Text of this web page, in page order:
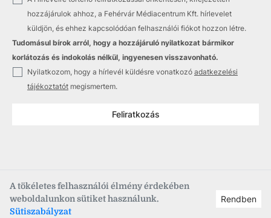
A tökéletes felhasználói élmény érdekében
weboldalunkon sütiket használunk.
Sütiszabályzat
Rendben
hozzájárulok ahhoz, a Fehérvár Médiacentrum Kft. hírlevelet
küldjön, és ehhez kapcsolódóan felhasználói fiókot hozzon létre.
Tudomásul bírok arról, hogy a hozzájáruló nyilatkozat bármikor
korlátozás és indokolás nélkül, ingyenesen visszavonható.
Nyilatkozom, hogy a hírlevél küldésre vonatkozó adatkezelési
tájékoztatót megismertem.
Feliratkozás
Copyright © 2021–2026 Fehérvár Médiacentrum, fmc.hu